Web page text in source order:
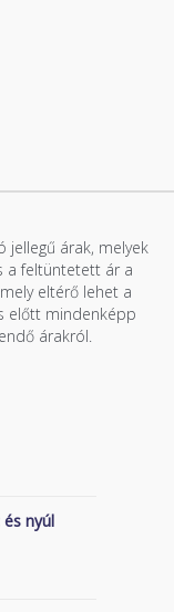
árak, melyek
a feltüntetett ár a
eltérő lehet a
előtt mindenképp
árakról.
nyúl